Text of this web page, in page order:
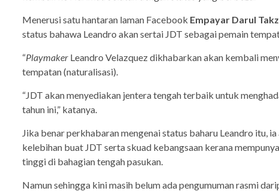
Menerusi satu hantaran laman Facebook Empayar Darul
status bahawa Leandro akan sertai JDT sebagai pemain
“Playmaker Leandro Velazquez dikhabarkan akan kembali
tempatan (naturalisasi).
“JDT akan menyediakan jentera tengah terbaik untuk
tahun ini,” katanya.
Jika benar perkhabaran mengenai status baharu Leandro itu,
kelebihan buat JDT serta skuad kebangsaan kerana
tinggi di bahagian tengah pasukan.
Namun sehingga kini masih belum ada pengumuman rasmi